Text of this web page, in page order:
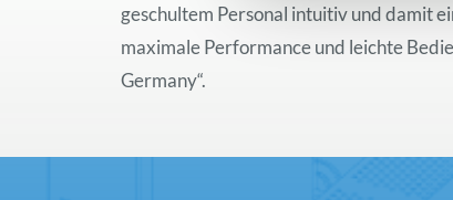
geschultem Personal intuitiv und damit
maximale Performance und leichte
Germany“.